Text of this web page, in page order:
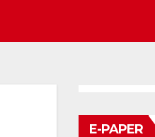
E-PAPER